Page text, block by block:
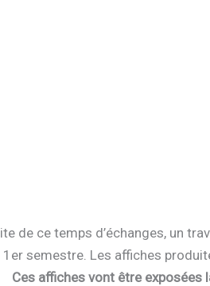
de ce temps d’échanges, un
1er semestre. Les affiches
Ces affiches vont être